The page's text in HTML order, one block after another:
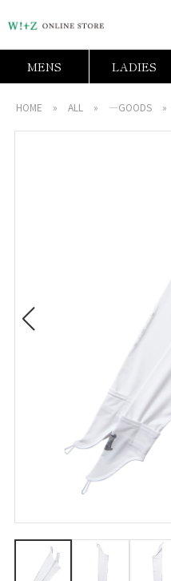
MENS LADIES
HOME » ALL » ―GOODS »